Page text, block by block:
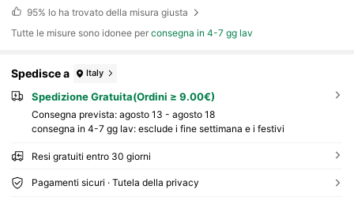
95% lo ha trovato della misura giusta
Tutte le misure sono idonee perconsegna in 4-7 gg lav
Spedisce a Italy
Spedizione Gratuita(Ordini ≥ 9.00€)
Consegna prevista: agosto 13 - agosto 18
consegna in 4-7 gg lav: esclude i fine settimana e i festivi
Resi gratuiti entro 30 giorni
Pagamenti sicuri · Tutela della privacy